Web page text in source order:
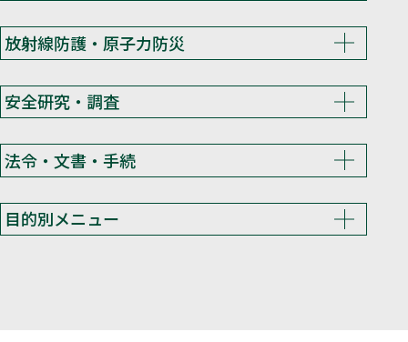
放射線防護・原子力防災
安全研究・調査
法令・文書・手続
目的別メニュー